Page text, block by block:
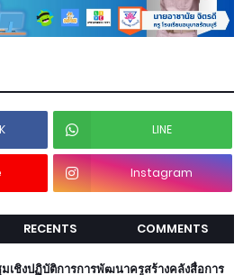
LINE
Instagram
RECENTS COMMENTS
เชิงปฏิบัติการการพัฒนาครูสร้างคลังสื่อการ